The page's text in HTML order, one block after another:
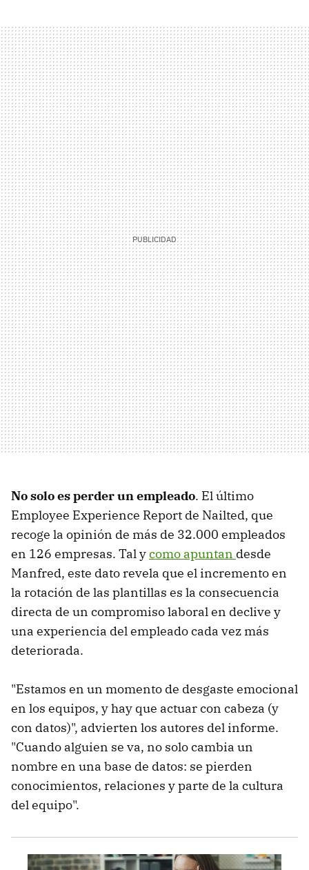
No solo es perder un empleado. El último
Employee Experience Report de Nailted, que
recoge la opinión de más de 32.000 empleados
en 126 empresas. Tal ycomo apuntan desde
Manfred, este dato revela que el incremento en
la rotación de las plantillas es la consecuencia
directa de un compromiso laboral en declive y
una experiencia del empleado cada vez más
deteriorada.
"Estamos en un momento de desgaste emocional
en los equipos, y hay que actuar con cabeza (y
con datos)", advierten los autores del informe.
"Cuando alguien se va, no solo cambia un
nombre en una base de datos: se pierden
conocimientos, relaciones y parte de la cultura
del equipo".